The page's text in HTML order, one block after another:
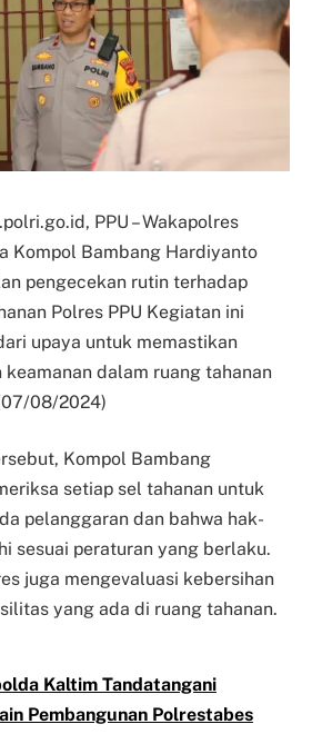
PPU – Wakapolres
Kompol Bambang Hardiyanto
pengecekan rutin terhadap
Polres PPU Kegiatan ini
upaya untuk memastikan
dalam ruang tahanan
08/2024)
Kompol Bambang
setiap sel tahanan untuk
pelanggaran dan bahwa hak-
sesuai peraturan yang berlaku.
juga mengevaluasi kebersihan
yang ada di ruang tahanan.
Kaltim Tandatangani
Pembangunan Polrestabes